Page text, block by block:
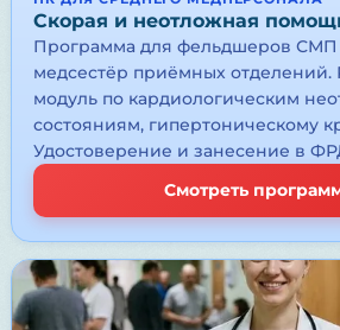
Скорая и неотложная
Программа для фельдшеров
медсестёр приёмных
модуль по кардиологическим
состояниям, гипертоническому
Удостоверение и занесение в
Смотреть